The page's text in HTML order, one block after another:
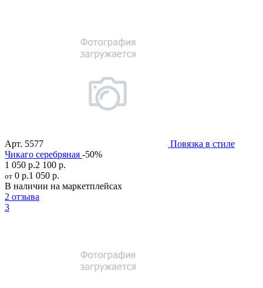
Арт. 5577
Повязка в стиле
Чикаго серебряная -50%
1 050 р.2 100 р.
от 0 р.1 050 р.
В наличии на маркетплейсах
2 отзыва
3